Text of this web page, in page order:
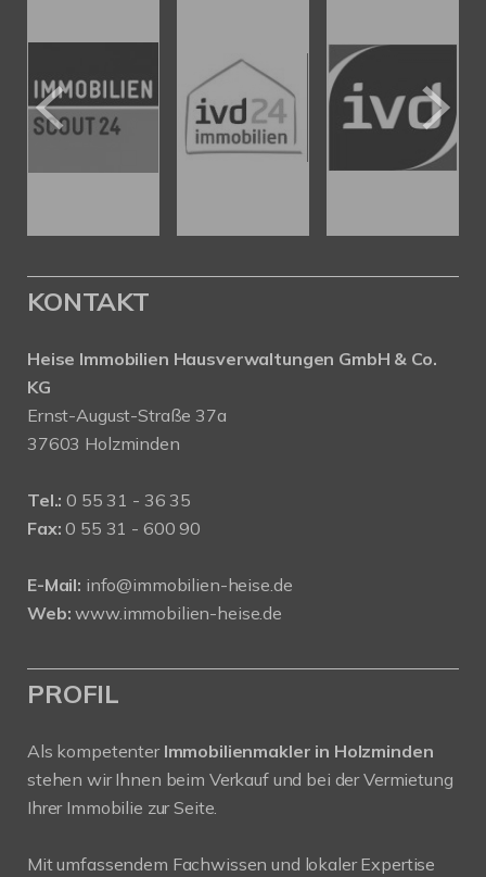
KONTAKT
Heise Immobilien Hausverwaltungen GmbH & Co.
KG
Ernst-August-Straße 37a
37603 Holzminden
Tel.: 0 55 31 - 36 35
Fax: 0 55 31 - 600 90
E-Mail: info@immobilien-heise.de
Web: www.immobilien-heise.de
PROFIL
Als kompetenter Immobilienmakler in Holzminden
stehen wir Ihnen beim Verkauf und bei der Vermietung
Ihrer Immobilie zur Seite.
Mit umfassendem Fachwissen und lokaler Expertise